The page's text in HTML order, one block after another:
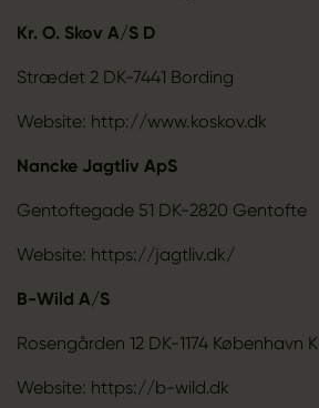
Kr. O. Skov A/S D
Strædet 2 DK-7441 Bording
Website: http://www.koskov.dk
Nancke Jagtliv ApS
Gentoftegade 51 DK-2820 Gentofte
Website: https://jagtliv.dk/
B-Wild A/S
Rosengården 12 DK-1174 København K
Website: https://b-wild.dk